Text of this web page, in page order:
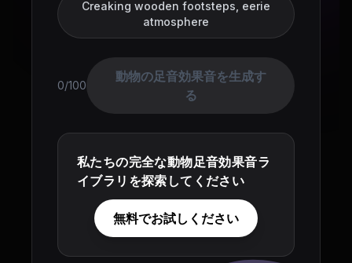
Creaking wooden footsteps, eerie
atmosphere
0/100
動物の足音効果音を生成す
る
私たちの完全な動物足音効果音ラ
イブラリを探索してください
無料でお試しください